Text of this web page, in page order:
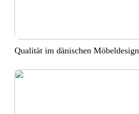
Qualität im dänischen Möbeldesign